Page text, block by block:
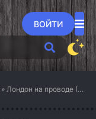
ВОЙТИ
» Лондон на проводе (2026)